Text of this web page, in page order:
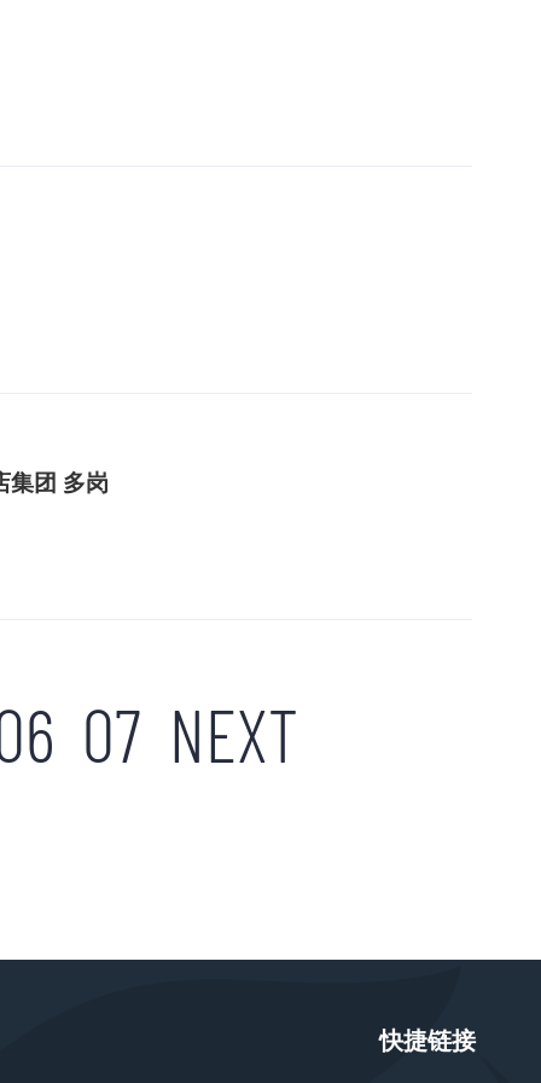
集团 多岗
07 NEXT
快捷链接